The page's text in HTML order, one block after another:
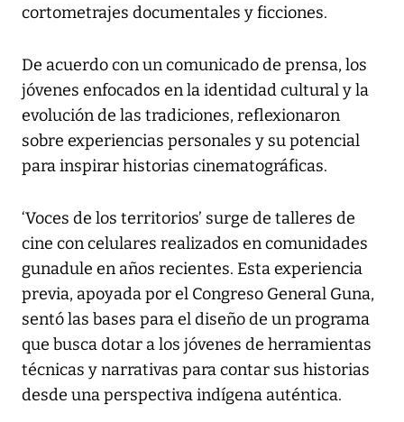
cortometrajes documentales y ficciones.
De acuerdo con un comunicado de prensa, los
jóvenes enfocados en la identidad cultural y la
evolución de las tradiciones, reflexionaron
sobre experiencias personales y su potencial
para inspirar historias cinematográficas.
‘Voces de los territorios’ surge de talleres de
cine con celulares realizados en comunidades
gunadule en años recientes. Esta experiencia
previa, apoyada por el Congreso General Guna,
sentó las bases para el diseño de un programa
que busca dotar a los jóvenes de herramientas
técnicas y narrativas para contar sus historias
desde una perspectiva indígena auténtica.